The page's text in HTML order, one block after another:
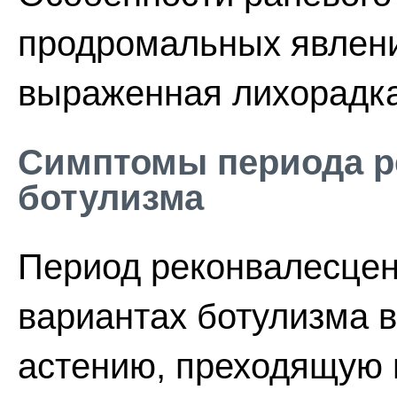
продромальных
выраженная
Симптомы периода
ботулизма
Период
вариантах ботулизма
астению,